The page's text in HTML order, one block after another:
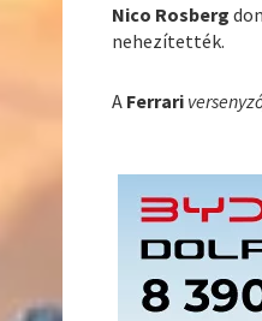
Nico Rosberg
nehezítették.
A Ferrari